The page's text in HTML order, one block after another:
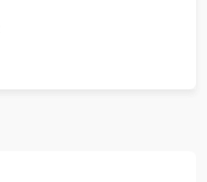
режима и
сигнала.